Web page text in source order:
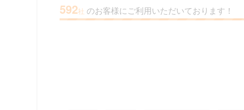
592社 のお客様にご利用いただいております！